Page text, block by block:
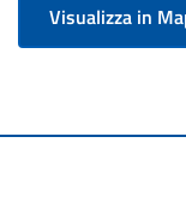
Visualizza in